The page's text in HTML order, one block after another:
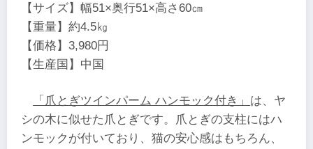
【サイズ】幅51×奥行51×高さ60㎝
【重量】約4.5㎏
【価格】3,980円
【生産国】中国
「爪とぎツインパーム ハンモック付き」 は、ヤ
シの木に似せた爪とぎです。爪とぎの支柱にはハ
ンモックが付いており、猫の安心感はもちろん、